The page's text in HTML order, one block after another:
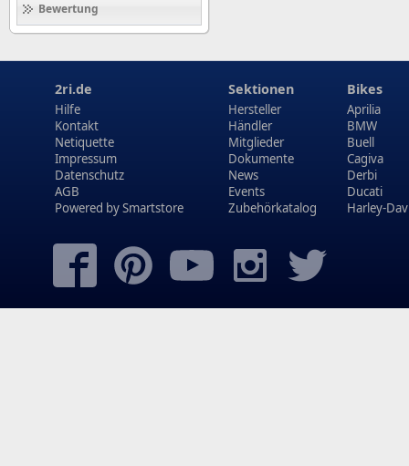
Bewertung
2ri.de
Hilfe
Kontakt
Netiquette
Impressum
Datenschutz
AGB
Powered bySmartstore
Sektionen
Hersteller
Händler
Mitglieder
Dokumente
News
Events
Zubehörkatalog
Bikes
Aprilia
BMW
Buell
Cagiva
Derbi
Ducati
Harley-